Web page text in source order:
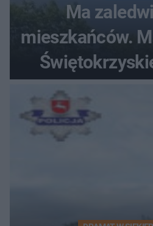
Ma
mieszkańców.
zabytki, bywał